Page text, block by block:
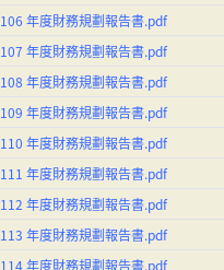
106 年度財務規劃報告書.pdf
107 年度財務規劃報告書.pdf
108 年度財務規劃報告書.pdf
109 年度財務規劃報告書.pdf
110 年度財務規劃報告書.pdf
111 年度財務規劃報告書.pdf
112 年度財務規劃報告書.pdf
113 年度財務規劃報告書.pdf
114 年度財務規劃報告書.pdf